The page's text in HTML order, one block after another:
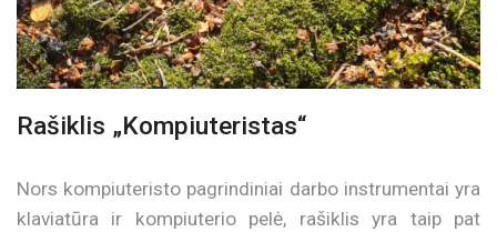
Rašiklis „Kompiuteristas“
Nors kompiuteristo pagrindiniai darbo instrumentai yra
klaviatūra ir kompiuterio pelė, rašiklis yra taip pat